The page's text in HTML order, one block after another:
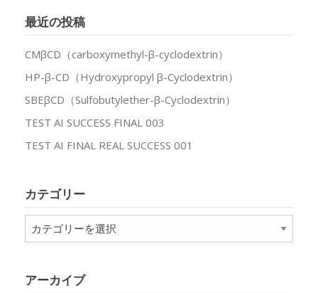
最近の投稿
CMβCD（carboxymethyl-β-cyclodextrin）
HP-β-CD（Hydroxypropyl β-Cyclodextrin）
SBEβCD（Sulfobutylether-β-Cyclodextrin）
TEST AI SUCCESS FINAL 003
TEST AI FINAL REAL SUCCESS 001
カテゴリー
テ
ー
アーカイブ